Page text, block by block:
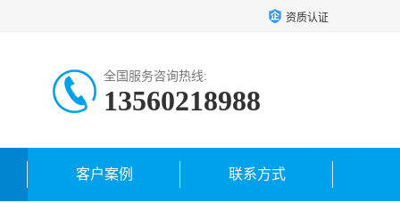
资质认证
全国服务咨询热线:
13560218988
客户案例 联系方式